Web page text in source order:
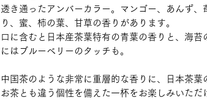
透き通ったアンバーカラー。マンゴー、あんず
り、蜜、柿の葉、甘草の香りがあります。
口に含むと日本産茶葉特有の青葉の香りと、海
にはブルーベリーのタッチも。
中国茶のような非常に重層的な香りに、日本茶
お茶とも違う個性を備えた一杯をお楽しみいただ